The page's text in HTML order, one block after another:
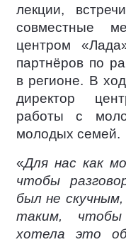
лекции,
совместные
центром
партнёров по
в регионе. В
директор
работы с
молодых семей.
«Для нас как
чтобы
был не
таким,
хотела это